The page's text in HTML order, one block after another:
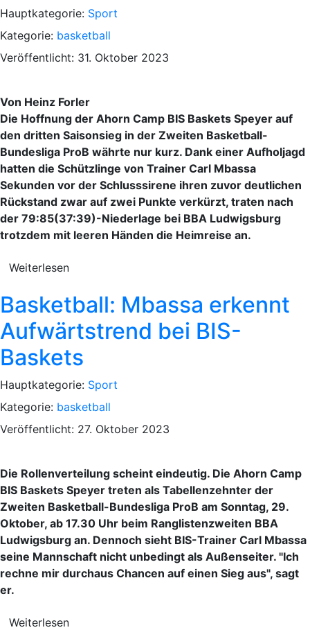
Hauptkategorie: Sport
Kategorie: basketball
Veröffentlicht: 31. Oktober 2023
Von Heinz Forler
Die Hoffnung der Ahorn Camp BIS Baskets Speyer auf
den dritten Saisonsieg in der Zweiten Basketball-
Bundesliga ProB währte nur kurz. Dank einer Aufholjagd
hatten die Schützlinge von Trainer Carl Mbassa
Sekunden vor der Schlusssirene ihren zuvor deutlichen
Rückstand zwar auf zwei Punkte verkürzt, traten nach
der 79:85(37:39)-Niederlage bei BBA Ludwigsburg
trotzdem mit leeren Händen die Heimreise an.
Weiterlesen
Basketball: Mbassa erkennt
Aufwärtstrend bei BIS-
Baskets
Hauptkategorie: Sport
Kategorie: basketball
Veröffentlicht: 27. Oktober 2023
Die Rollenverteilung scheint eindeutig. Die Ahorn Camp
BIS Baskets Speyer treten als Tabellenzehnter der
Zweiten Basketball-Bundesliga ProB am Sonntag, 29.
Oktober, ab 17.30 Uhr beim Ranglistenzweiten BBA
Ludwigsburg an. Dennoch sieht BIS-Trainer Carl Mbassa
seine Mannschaft nicht unbedingt als Außenseiter. "Ich
rechne mir durchaus Chancen auf einen Sieg aus", sagt
er.
Weiterlesen